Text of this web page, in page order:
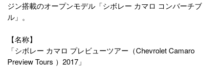
ジン搭載のオープンモデル「シボレー カマロ コンバーチブ
ル」。
【名称】
「シボレー カマロ プレビューツアー（Chevrolet Camaro
Preview Tours ）2017」